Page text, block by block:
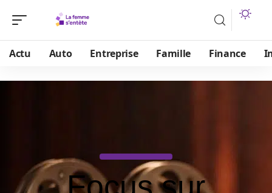
Actu Auto Entreprise Famille Finance